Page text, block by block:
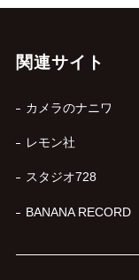
関連サイト
カメラのナニワ
レモン社
スタジオ728
BANANA RECORD